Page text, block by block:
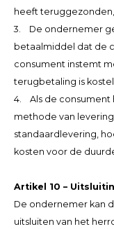
heeft
3. De ondernemer
betaalmiddel dat de
consument instemt
terugbetaling is
4. Als de consument
methode van
standaardlevering,
kosten voor de
Artikel 10 –
De ondernemer kan
uitsluiten van het